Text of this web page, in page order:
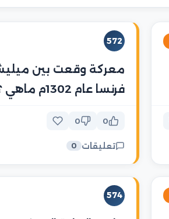
572
معركة وقعت بين
فرنسا عام 1302م ماهي ؟
0
0
تعليقات 0
574